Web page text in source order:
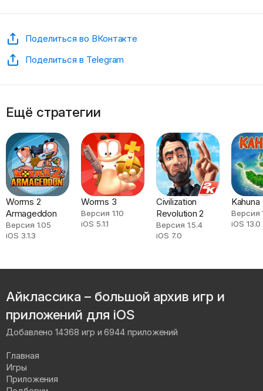
Поделиться во ВКонтакте
Поделиться в Telegram
Ещё стратегии
Worms 2
Armageddon
Версия 1.05
iOS 3.1.3
Worms 3
Версия 1.10
iOS 5.1.1
Civilization
Revolution 2
Версия 1.5.4
iOS 7.0
Kahuna
Версия
iOS 13.0
Айклассика – большой архив игр и
приложений для iOS
Добавлено 14368 игр и 6944 приложений
Главная
Игры
Приложения